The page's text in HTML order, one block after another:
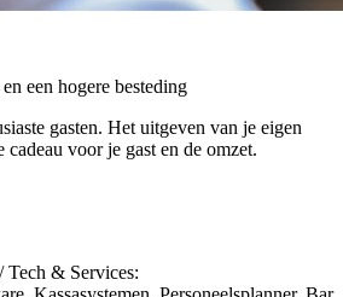
een hogere besteding
gasten. Het uitgeven van je eigen
cadeau voor je gast en de omzet.
Tech & Services: